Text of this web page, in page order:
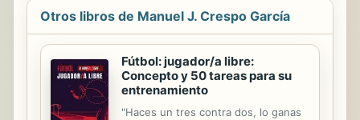
Otros libros de Manuel J. Crespo García
Fútbol: jugador/a libre:
Concepto y 50 tareas para su
entrenamiento
"Haces un tres contra dos, lo ganas